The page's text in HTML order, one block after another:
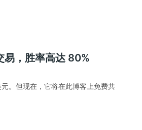
易，胜率高达 80%
。但现在，它将在此博客上免费共